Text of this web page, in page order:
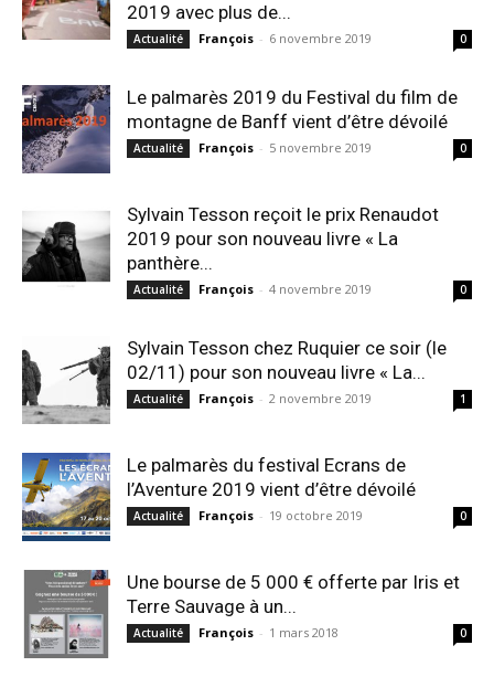
2019 avec plus de...
Actualité François - 6 novembre 2019 0
Le palmarès 2019 du Festival du film de
montagne de Banff vient d’être dévoilé
Actualité François - 5 novembre 2019 0
Sylvain Tesson reçoit le prix Renaudot
2019 pour son nouveau livre « La
panthère...
Actualité François - 4 novembre 2019 0
Sylvain Tesson chez Ruquier ce soir (le
02/11) pour son nouveau livre « La...
Actualité François - 2 novembre 2019 1
Le palmarès du festival Ecrans de
l’Aventure 2019 vient d’être dévoilé
Actualité François - 19 octobre 2019 0
Une bourse de 5 000 € offerte par Iris et
Terre Sauvage à un...
Actualité François - 1 mars 2018 0